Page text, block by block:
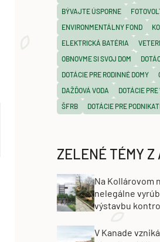
BÝVAJTE ÚSPORNE
ENVIRONMENTÁLNY FOND
ELEKTRICKÁ BATÉRIA
OBNOVME SI SVOJ DOM
DOTÁCIE PRE RODINNÉ DOMY
DAŽĎOVÁ VODA
DOTÁCIE
ŠFRB
DOTÁCIE PRE
ZELENÉ TÉMY Z
Na Kollárovom
nelegálne
výstavbu
popiera
V Kanade